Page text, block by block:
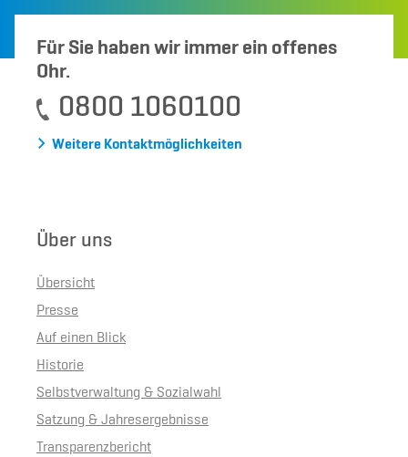
Für Sie haben wir immer ein offenes
Ohr.
0800 1060100
Weitere Kontaktmöglichkeiten
Über uns
Übersicht
Presse
Auf einen Blick
Historie
Selbstverwaltung & Sozialwahl
Satzung & Jahresergebnisse
Transparenzbericht